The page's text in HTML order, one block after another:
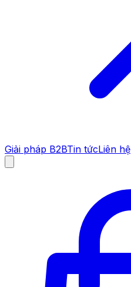
Giải pháp B2BTin tứcLiên hệ